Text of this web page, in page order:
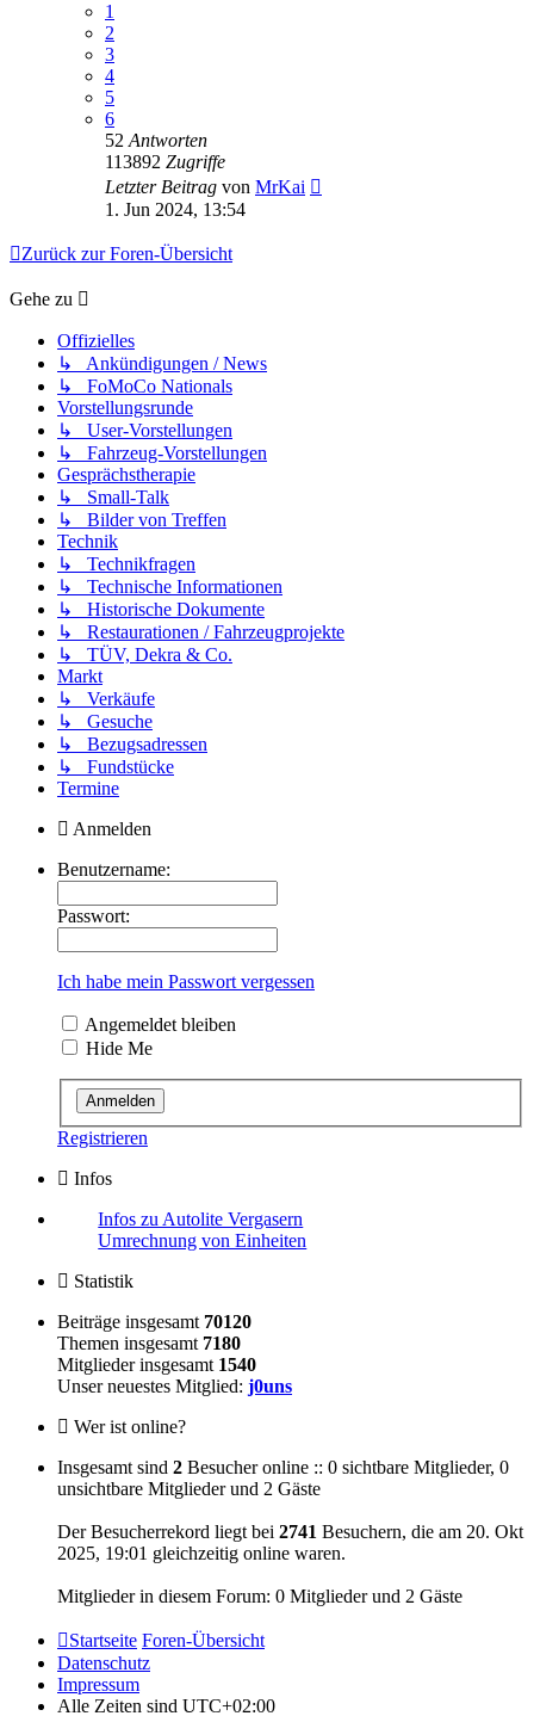
1
2
3
4
5
6
52 Antworten
113892 Zugriffe
Letzter Beitrag von MrKai
1. Jun 2024, 13:54
Zurück zur Foren-Übersicht
Gehe zu
Offizielles
↳ Ankündigungen / News
↳ FoMoCo Nationals
Vorstellungsrunde
↳ User-Vorstellungen
↳ Fahrzeug-Vorstellungen
Gesprächstherapie
↳ Small-Talk
↳ Bilder von Treffen
Technik
↳ Technikfragen
↳ Technische Informationen
↳ Historische Dokumente
↳ Restaurationen / Fahrzeugprojekte
↳ TÜV, Dekra & Co.
Markt
↳ Verkäufe
↳ Gesuche
↳ Bezugsadressen
↳ Fundstücke
Termine
Anmelden
Benutzername:
Passwort:
Ich habe mein Passwort vergessen
Angemeldet bleiben
Hide Me
Registrieren
Infos
Infos zu Autolite Vergasern
Umrechnung von Einheiten
Statistik
Beiträge insgesamt 70120
Themen insgesamt 7180
Mitglieder insgesamt 1540
Unser neuestes Mitglied: j0uns
Wer ist online?
Insgesamt sind 2 Besucher online :: 0 sichtbare Mitglieder, 0
unsichtbare Mitglieder und 2 Gäste
Der Besucherrekord liegt bei 2741 Besuchern, die am 20. Okt
2025, 19:01 gleichzeitig online waren.
Mitglieder in diesem Forum: 0 Mitglieder und 2 Gäste
Startseite Foren-Übersicht
Datenschutz
Impressum
Alle Zeiten sind UTC+02:00